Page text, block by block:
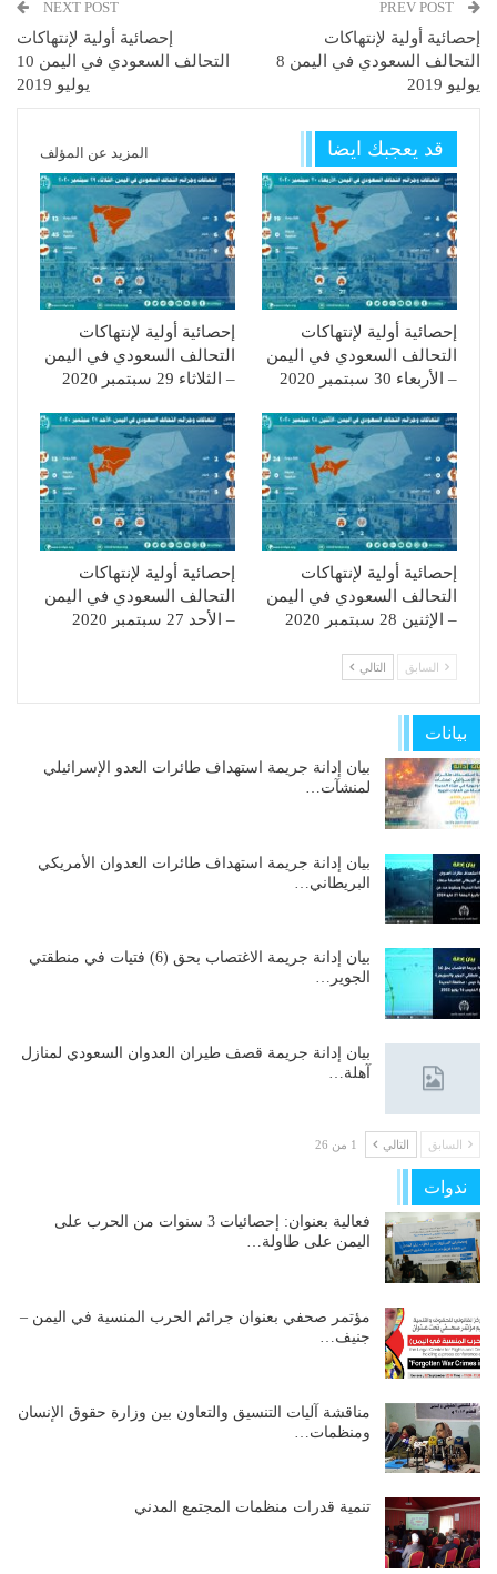
إحصائية أولية لإنتهاكات
التحالف السعودي في اليمن 8
يوليو 2019
NEXT POST
إحصائية أولية لإنتهاكات
التحالف السعودي في اليمن 10
يوليو 2019
قد يعجبك ايضا المزيد عن المؤلف
إحصائية أولية لإنتهاكات
التحالف السعودي في اليمن
– الأربعاء 30 سبتمبر 2020
إحصائية أولية لإنتهاكات
التحالف السعودي في اليمن
– الثلاثاء 29 سبتمبر 2020
إحصائية أولية لإنتهاكات
التحالف السعودي في اليمن
– الإثنين 28 سبتمبر 2020
إحصائية أولية لإنتهاكات
التحالف السعودي في اليمن
– الأحد 27 سبتمبر 2020
السابق التالي
بيانات
بيان إدانة جريمة استهداف طائرات العدو الإسرائيلي
لمنشآت…
بيان إدانة جريمة استهداف طائرات العدوان الأمريكي
البريطاني…
بيان إدانة جريمة الاغتصاب بحق (6) فتيات في منطقتي
الجوير…
بيان إدانة جريمة قصف طيران العدوان السعودي لمنازل
آهلة…
السابق التالي 1 من 26
ندوات
فعالية بعنوان: إحصائيات 3 سنوات من الحرب على
اليمن على طاولة…
مؤتمر صحفي بعنوان جرائم الحرب المنسية في اليمن –
جنيف…
مناقشة آليات التنسيق والتعاون بين وزارة حقوق الإنسان
ومنظمات…
تنمية قدرات منظمات المجتمع المدني